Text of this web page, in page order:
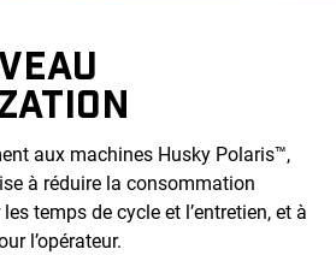
aux machines Husky Polaris™,
à réduire la consommation
temps de cycle et l’entretien, et à
l’opérateur.